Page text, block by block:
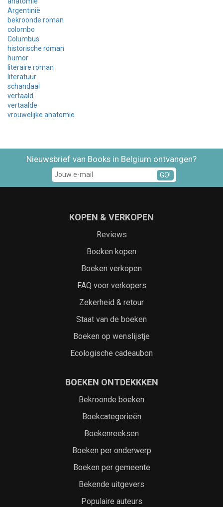
Argentinië
bekroonde roman
colombo
Columbus
historische roman
humor
literaire roman
literatuur
schandaal
vertaald
vertaalde
vrouwelijke anatomie
Nieuwsbrief van Books in Belgium ontvangen?
GO!
KOPEN & VERKOPEN
Reviews
Boeken kopen
Boeken verkopen
FAQ voor verkopers
Zekerheid & retour
Staat van de boeken
Boeken op wenslijstje
Ecologische cadeaubon
BOEKEN ONTDEKKKEN
Bekroonde boeken
Boekcategorieën
Boekenreeksen
Boeken per onderwerp
Boeken per gemeente
Bekende uitgevers
Populaire auteurs